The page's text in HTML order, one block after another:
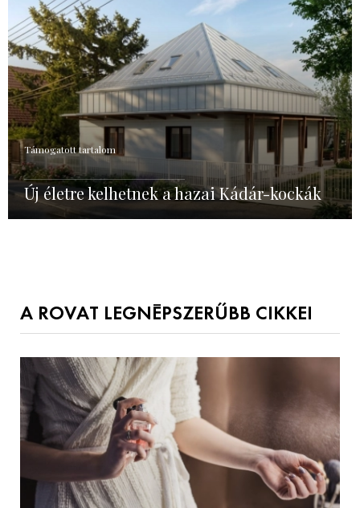
Támogatott tartalom
Új életre kelhetnek a hazai Kádár-kockák
A ROVAT LEGNÉPSZERŰBB CIKKEI